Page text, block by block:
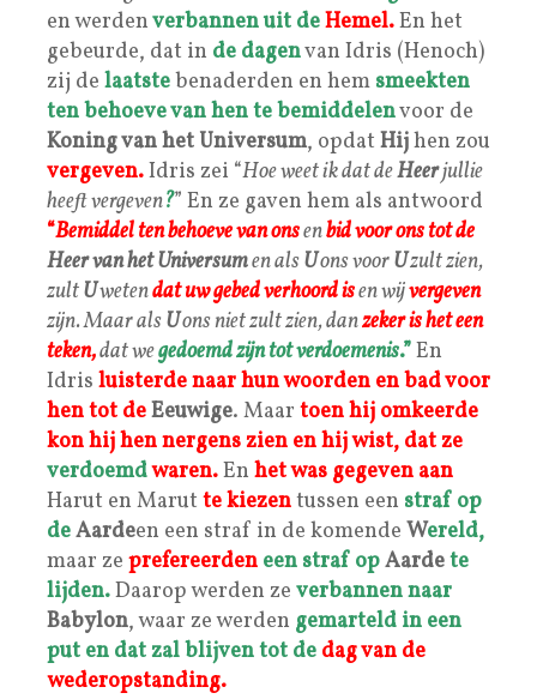
en werdenverbannen uit deHemel.En het
gebeurde, dat in de dagenvan Idris (Henoch)
zij de laatstebenaderden en hem smeekten
ten behoeve van hen te bemiddelenvoor de
Koning van het Universum, opdat Hijhen zou
vergeven.Idris zei “Hoe weet ik dat deHeerjullie
heeft vergeven?” En ze gaven hem als antwoord
“Bemiddel ten behoeve van onsenbid voor ons tot de
Heer van het Universumen alsUons voorUzult zien,
zultUwetendat uw gebed verhoord isen wijvergeven
zijn. Maar alsUons niet zult zien, danzekeris het een
teken,dat wegedoemd zijn tot verdoemenis.”En
Idris luisterde naar hun woorden en bad voor
hen tot deEeuwige. Maar toen hij omkeerde
kon hij hen nergens zien en hij wist, dat ze
verdoemdwaren.En het was gegeven aan
Harut en Marut te kiezentussen een straf op
deAardeen een straf in de komende Wereld,
maar ze prefereerden een straf opAardete
lijden.Daarop werden ze verbannen naar
Babylon, waar ze werden gemarteld in een
put en dat zal blijven tot de dag van de
wederopstanding.